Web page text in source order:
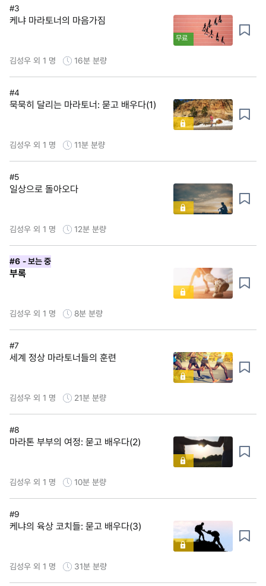
#3
케냐 마라토너의 마음가짐
무료
김성우 외 1 명 16분 분량
#4
묵묵히 달리는 마라토너: 묻고 배우다(1)
김성우 외 1 명 11분 분량
#5
일상으로 돌아오다
김성우 외 1 명 12분 분량
#6 - 보는 중
부록
김성우 외 1 명 8분 분량
#7
세계 정상 마라토너들의 훈련
김성우 외 1 명 21분 분량
#8
마라톤 부부의 여정: 묻고 배우다(2)
김성우 외 1 명 10분 분량
#9
케냐의 육상 코치들: 묻고 배우다(3)
김성우 외 1 명 31분 분량